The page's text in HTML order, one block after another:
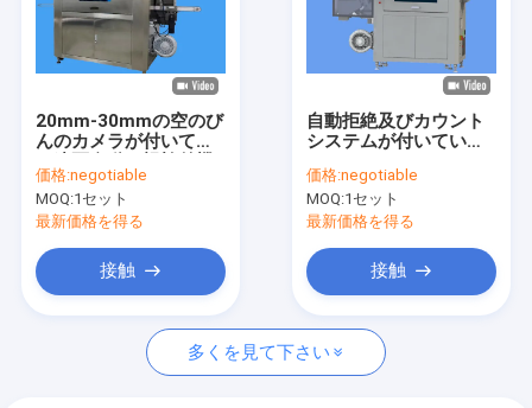
工場旅行
私達に連絡しなさい
ニュース
引用を要求しなさい
ボトル検査機
20mm-30mmの空のび
んのカメラが付いてい
械
価格:negotiable
MOQ:1セット
最新価格を得る
接触
自動拒絶及びカウント
システムが付いている
目視検差機械
価格:negotiable
MOQ:1セット
最新価格を得る
接触
多くを見て下さい